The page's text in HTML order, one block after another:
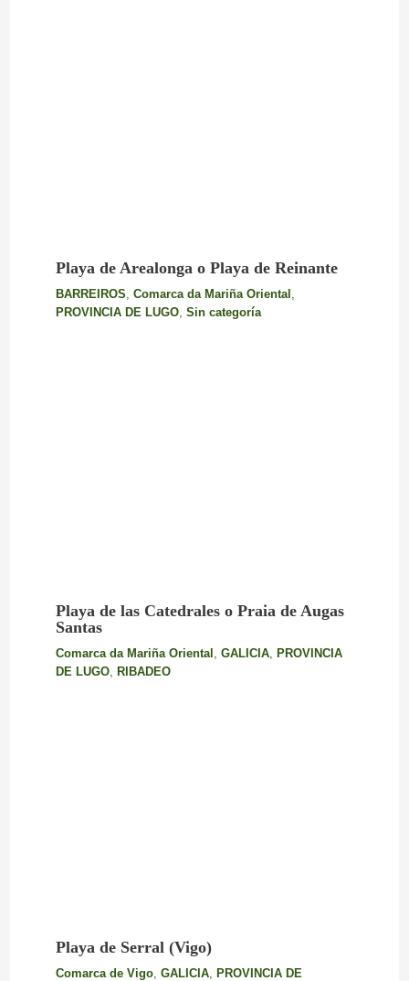
Playa de Arealonga o Playa de Reinante
BARREIROS Comarca da Mariña Oriental
PROVINCIA DE LUGO, Sin categoría
Playa de las Catedrales o Praia de Augas
Santas
Comarca da Mariña Oriental GALICIA, PROVINCIA
DE LUGO, RIBADEO
Playa de Serral (Vigo)
Comarca de Vigo, GALICIA,
PROVINCIA DE